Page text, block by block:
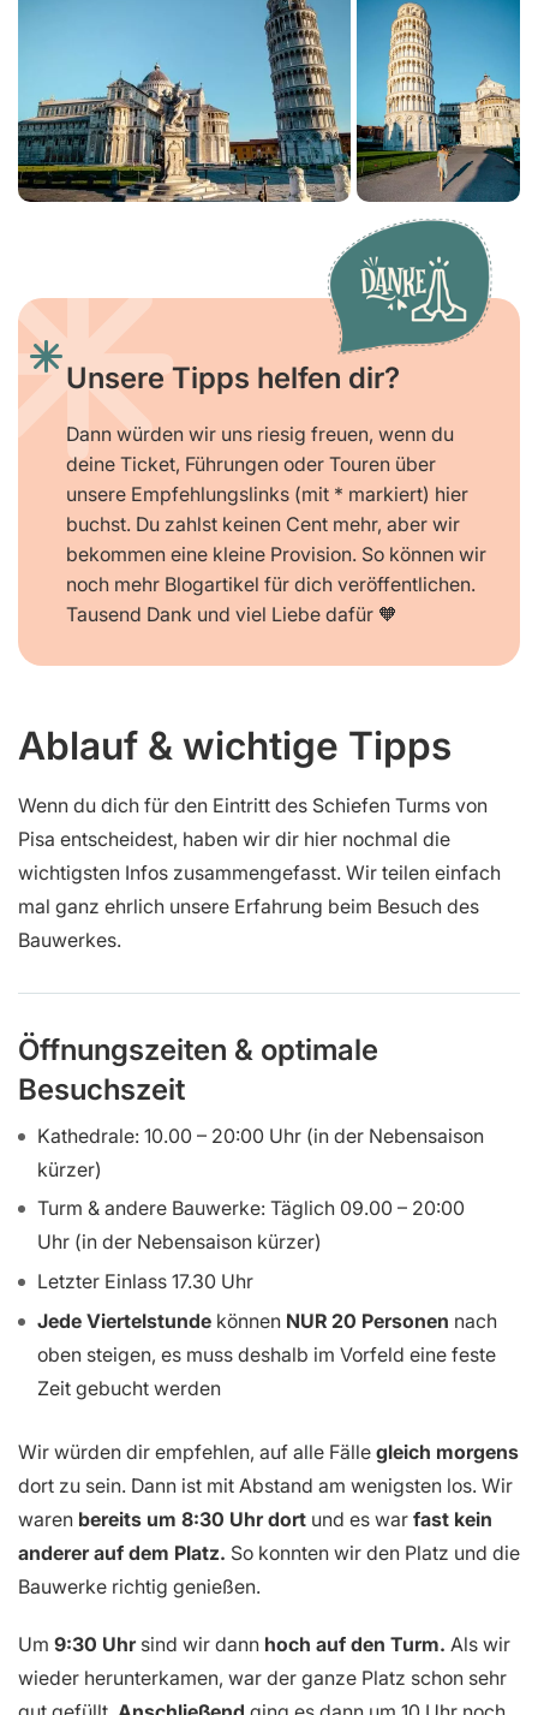
Unsere Tipps helfen dir?
Dann würden wir uns riesig freuen, wenn du
deine Ticket, Führungen oder Touren über
unsere Empfehlungslinks (mit * markiert) hier
buchst. Du zahlst keinen Cent mehr, aber wir
bekommen eine kleine Provision. So können wir
noch mehr Blogartikel für dich veröffentlichen.
Tausend Dank und viel Liebe dafür 🧡
Ablauf & wichtige Tipps
Wenn du dich für den Eintritt des Schiefen Turms von
Pisa entscheidest, haben wir dir hier nochmal die
wichtigsten Infos zusammengefasst. Wir teilen einfach
mal ganz ehrlich unsere Erfahrung beim Besuch des
Bauwerkes.
Öffnungszeiten & optimale
Besuchszeit
Kathedrale: 10.00 – 20:00 Uhr (in der Nebensaison
kürzer)
Turm & andere Bauwerke: Täglich 09.00 – 20:00
Uhr (in der Nebensaison kürzer)
Letzter Einlass 17.30 Uhr
Jede Viertelstunde können NUR 20 Personen nach
oben steigen, es muss deshalb im Vorfeld eine feste
Zeit gebucht werden
Wir würden dir empfehlen, auf alle Fälle gleich morgens
dort zu sein. Dann ist mit Abstand am wenigsten los. Wir
waren bereits um 8:30 Uhr dort und es war fast kein
anderer auf dem Platz. So konnten wir den Platz und die
Bauwerke richtig genießen.
Um 9:30 Uhrsind wir dann hoch auf den Turm. Als wir
wieder herunterkamen, war der ganze Platz schon sehr